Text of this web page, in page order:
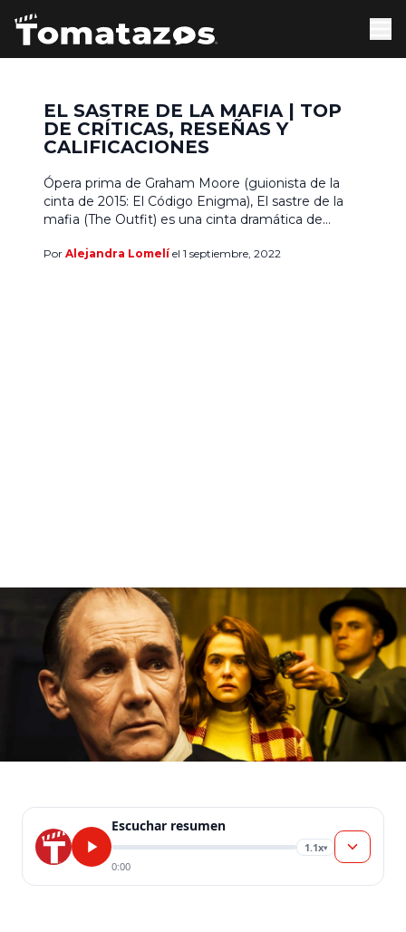
EL SASTRE DE LA MAFIA | TOP
DE CRÍTICAS, RESEÑAS Y
CALIFICACIONES
Ópera prima de Graham Moore (guionista de la
cinta de 2015: El Código Enigma), El sastre de la
mafia (The Outfit) es una cinta dramática de
Con un guión a cargo de [Escritor] Johnathan
Por Alejandra Lomelíel 1 septiembre, 2022
Escuchar resumen
1.1x▾
0:00